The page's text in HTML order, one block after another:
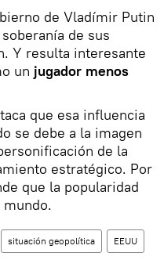
de Vladímir Putin
de sus
Y resulta interesante
un jugador menos
que esa influencia
se debe a la imagen
de la
estratégico. Por
que la popularidad
situación geopolítica EEUU